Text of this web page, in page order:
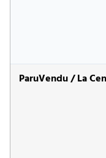
ParuVendu / La